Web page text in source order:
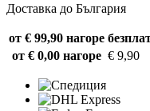
Доставка до България
от € 99,90 нагоре
от € 0,00 нагоре € 9,90